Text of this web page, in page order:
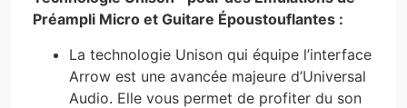
Préampli Micro et Guitare Époustouflantes :
La technologie Unison qui équipe l’interface
Arrow est une avancée majeure d’Universal
Audio. Elle vous permet de profiter du son